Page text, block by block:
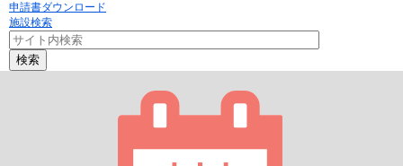
申請書ダウンロード
施設検索
検索